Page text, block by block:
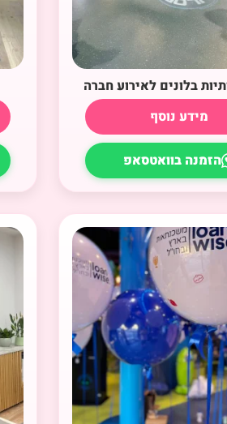
בלונים לאירוע חברה
מידע נוסף
הזמנה בוואטסאפ